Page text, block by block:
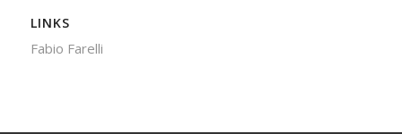
LINKS
Fabio Farelli